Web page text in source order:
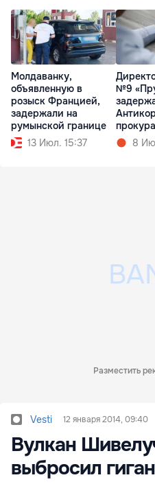
Молдаванку,
объявленную в
розыск Францией,
задержали на
румынской границе
13 Июл. 15:37
№9
8
Разместить
Vesti 12 января 2014, 09:40
Вулкан
выбросил